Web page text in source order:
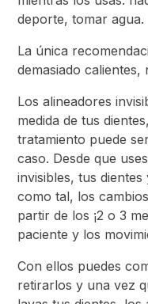
deporte, tomar agua.
La única
demasiado
Los alineadores
medida de tus
tratamiento puede
caso. Desde que
invisibles, tus
como tal, los
partir de los ¡2 o 3
paciente y los
Con ellos puedes
retirarlos y una vez